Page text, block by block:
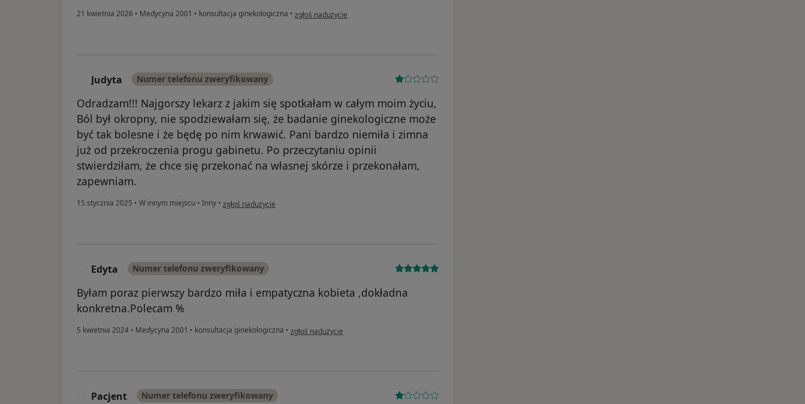
21 kwietnia 2026 • Medycyna 2001 • konsultacja ginekologiczna • w opinii użytkownika N.M
zgłoś nadużycie
Judyta Numer telefonu zweryfikowany
Odradzam!!! Najgorszy lekarz z jakim się spotkałam w całym moim życiu,
Ból był okropny, nie spodziewałam się, że badanie ginekologiczne może
być tak bolesne i że będę po nim krwawić. Pani bardzo niemiła i zimna
już od przekroczenia progu gabinetu. Po przeczytaniu opinii
stwierdziłam, że chce się przekonać na własnej skórze i przekonałam,
zapewniam.
15 stycznia 2025 • W innym miejscu • Inny • w opinii użytkownika Judyta
zgłoś nadużycie
Edyta Numer telefonu zweryfikowany
Byłam poraz pierwszy bardzo miła i empatyczna kobieta ,dokładna
konkretna.Polecam %
5 kwietnia 2024 • Medycyna 2001 • konsultacja ginekologiczna • w opinii użytkownika Edyta
zgłoś nadużycie
Pacjent Numer telefonu zweryfikowany